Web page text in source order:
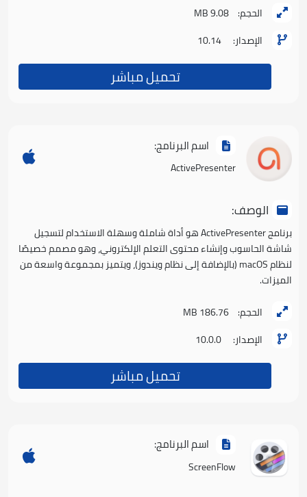
الحجم: 9.08 MB
الإصدار:
10.14
تحميل مباشر
اسم البرنامج:
ActivePresenter
الوصف:
برنامج ActivePresenter هو أداة شاملة وسهلة الاستخدام لتسجيل
شاشة الحاسوب وإنشاء محتوى التعلم الإلكتروني، وهو مصمم خصيصًا
لنظام macOS (بالإضافة إلى نظام ويندوز)، ويتميز بمجموعة واسعة من
الميزات.
الحجم: 186.76 MB
الإصدار:
10.0.0
تحميل مباشر
اسم البرنامج:
ScreenFlow